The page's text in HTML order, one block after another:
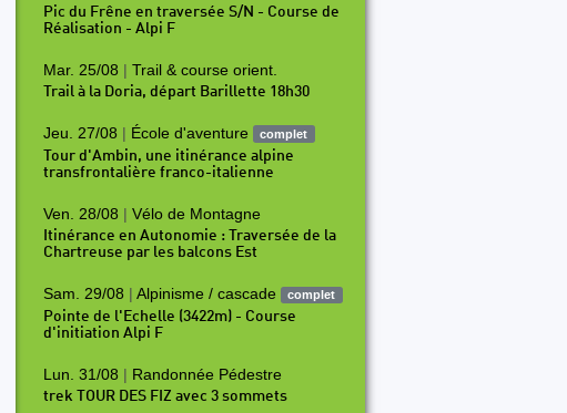
P15 P16 P17 P18 P19
Pic du Frêne en traversée S/N - Course de
Réalisation - Alpi F
Mar. 25/08 | Trail & course orient.
Trail à la Doria, départ Barillette 18h30
Jeu. 27/08 | École d'aventure complet
Tour d'Ambin, une itinérance alpine
transfrontalière franco-italienne
Ven. 28/08 | Vélo de Montagne
Itinérance en Autonomie : Traversée de la
Chartreuse par les balcons Est
Sam. 29/08 | Alpinisme / cascade complet
Pointe de l'Echelle (3422m) - Course
d'initiation Alpi F
Lun. 31/08 | Randonnée Pédestre
trek TOUR DES FIZ avec 3 sommets